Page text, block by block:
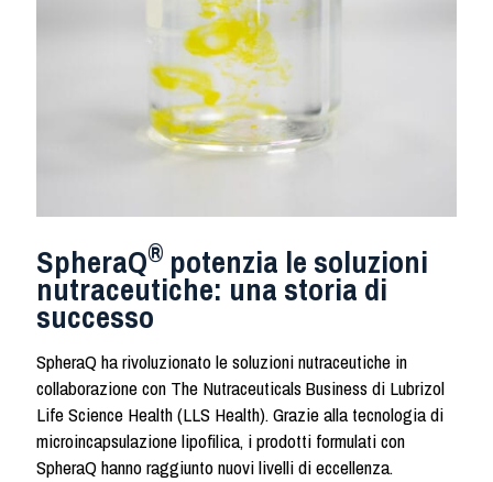
SpheraQ® potenzia le soluzioni
nutraceutiche: una storia di
successo
SpheraQ ha rivoluzionato le soluzioni nutraceutiche in
collaborazione con The Nutraceuticals Business di Lubrizol
Life Science Health (LLS Health). Grazie alla tecnologia di
microincapsulazione lipofilica, i prodotti formulati con
SpheraQ hanno raggiunto nuovi livelli di eccellenza.